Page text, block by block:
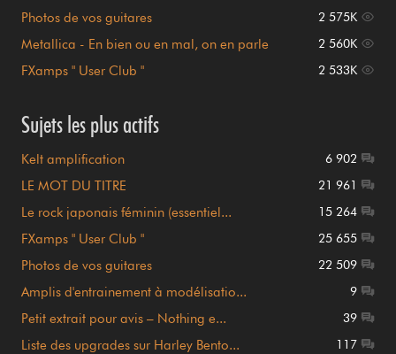
Photos de vos guitares 2 575K
Metallica - En bien ou en mal, on en parle 2 560K
FXamps " User Club " 2 533K
Sujets les plus actifs
Kelt amplification 6 902
LE MOT DU TITRE 21 961
Le rock japonais féminin (essentiel... 15 264
FXamps " User Club " 25 655
Photos de vos guitares 22 509
Amplis d'entrainement à modélisatio... 9
Petit extrait pour avis – Nothing e... 39
Liste des upgrades sur Harley Bento... 117